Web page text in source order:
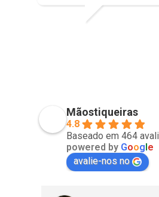
Mãostiqueiras
4.8
Baseado em 464
powered by Google
avalie-nos no